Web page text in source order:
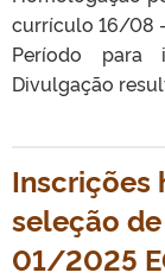
currículo 16/08
Período para
Divulgação
Inscrições
seleção
01/2025